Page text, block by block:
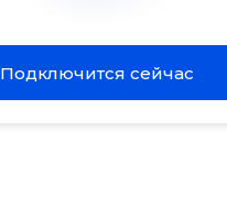
Подключится сейчас